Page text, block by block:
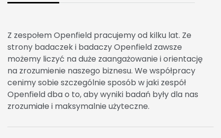
Z zespołem Openfield pracujemy od kilku lat. Ze
strony badaczek i badaczy Openfield zawsze
możemy liczyć na duże zaangażowanie i orientację
na zrozumienie naszego biznesu. We współpracy
cenimy sobie szczególnie sposób w jaki zespół
Openfield dba o to, aby wyniki badań były dla nas
zrozumiałe i maksymalnie użyteczne.